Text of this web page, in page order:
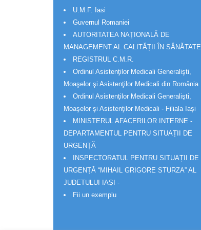
U.M.F. Iasi
Guvernul Romaniei
AUTORITATEA NAȚIONALĂ DE
MANAGEMENT AL CALITĂȚII ÎN SĂNĂTATE
REGISTRUL C.M.R.
Ordinul Asistenţilor Medicali Generalişti,
Moaşelor şi Asistenţilor Medicali din România
Ordinul Asistenţilor Medicali Generalişti,
Moaşelor şi Asistenţilor Medicali - Filiala Iași
MINISTERUL AFACERILOR INTERNE -
DEPARTAMENTUL PENTRU SITUAȚII DE
URGENȚĂ
INSPECTORATUL PENTRU SITUAȚII DE
URGENȚĂ “MIHAIL GRIGORE STURZA” AL
JUDETULUI IAȘI -
Fii un exemplu